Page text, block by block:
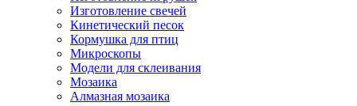
Изготовление свечей
Кинетический песок
Кормушка для птиц
Микроскопы
Модели для склеивания
Мозаика
Алмазная мозаика